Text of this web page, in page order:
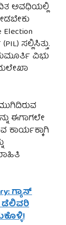
ಅವಧಿಯಲ್ಲಿ
ಸಲ್ಲಿಸಿತ್ತು.
ವಿಭು
ಈಗಾಗಲೇ
ಕಾರ್ಯಕ್ಕಾಗಿ
ಗ್ಯಾಸ್
ಡೆಲಿವರಿ